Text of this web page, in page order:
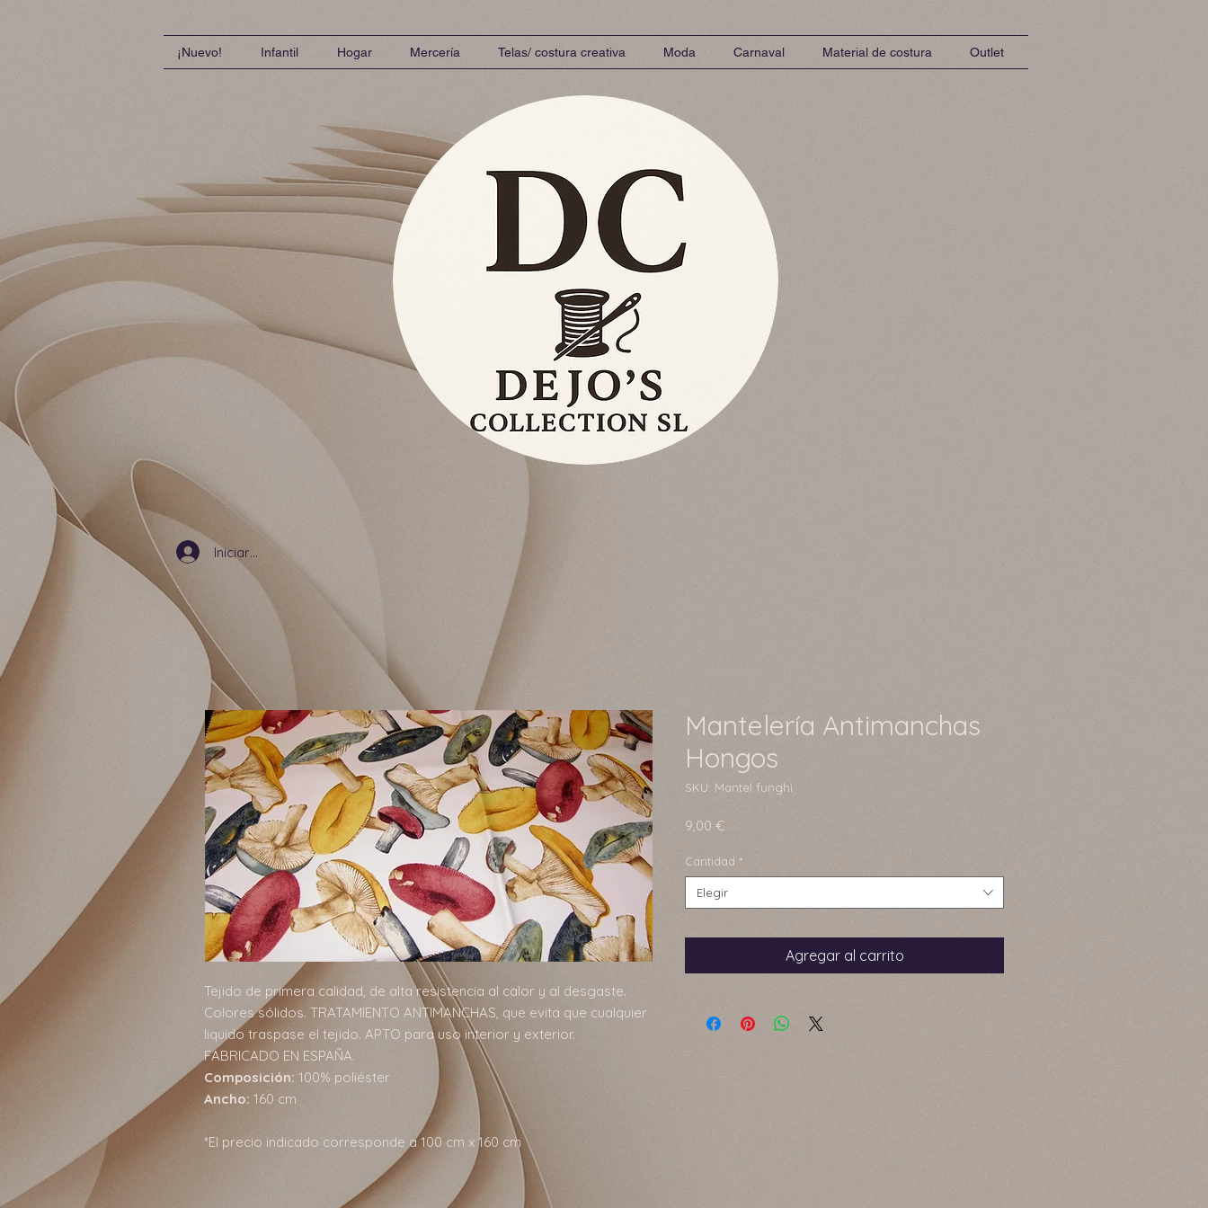
¡Nuevo! Infantil Hogar Mercería Telas/ costura creativa Moda Carnaval Material de costura Outlet
Iniciar sesión
Tejido de primera calidad, de alta resistencia al calor y al desgaste.
Colores sólidos. TRATAMIENTO ANTIMANCHAS, que evita que cualquier
liquido traspase el tejido. APTO para uso interior y exterior.
FABRICADO EN ESPAÑA.
Composición: 100% poliéster
Ancho: 160 cm
*El precio indicado corresponde a 100 cm x 160 cm
Mantelería Antimanchas
Hongos
SKU: Mantel funghi
9,00 €
Cantidad *
Elegir
Agregar al carrito